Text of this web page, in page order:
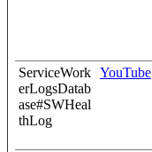
ServiceWork
erLogsDatab
ase#SWHeal
thLog
YouTube